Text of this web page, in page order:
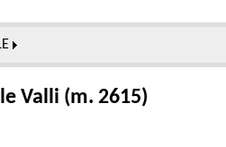
Valli (m. 2615)